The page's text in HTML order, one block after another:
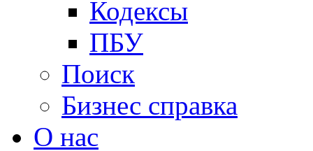
Кодексы
ПБУ
Поиск
Бизнес справка
О нас